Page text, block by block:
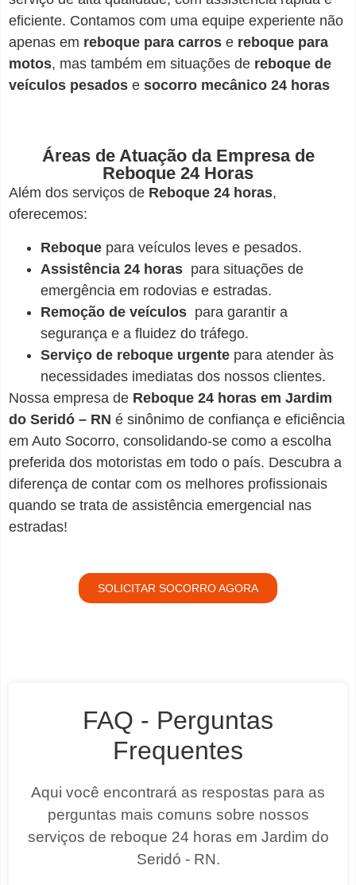
eficiente. Contamos com uma equipe experiente não
apenas em reboque para carros e reboque para
motos, mas também em situações de reboque de
veículos pesados e socorro mecânico 24 horas
Áreas de Atuação da Empresa de
Reboque 24 Horas
Além dos serviços de Reboque 24 horas,
oferecemos:
Reboque para veículos leves e pesados.
Assistência 24 horas para situações de
emergência em rodovias e estradas.
Remoção de veículos para garantir a
segurança e a fluidez do tráfego.
Serviço de reboque urgente para atender às
necessidades imediatas dos nossos clientes.
Nossa empresa de Reboque 24 horas em Jardim
do Seridó – RN é sinônimo de confiança e eficiência
em Auto Socorro, consolidando-se como a escolha
preferida dos motoristas em todo o país. Descubra a
diferença de contar com os melhores profissionais
quando se trata de assistência emergencial nas
estradas!
SOLICITAR SOCORRO AGORA
FAQ - Perguntas
Frequentes
Aqui você encontrará as respostas para as
perguntas mais comuns sobre nossos
serviços de reboque 24 horas em Jardim do
Seridó - RN.